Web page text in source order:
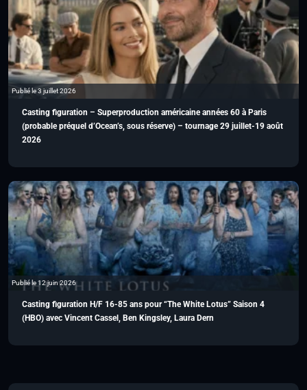
Publié le 3 juillet 2026
Casting figuration – Superproduction américaine années 60 à Paris
(probable préquel d’Ocean’s, sous réserve) – tournage 29 juillet-19 août
2026
Publié le 12 juin 2026
Casting figuration H/F 16-85 ans pour “The White Lotus” Saison 4
(HBO) avec Vincent Cassel, Ben Kingsley, Laura Dern